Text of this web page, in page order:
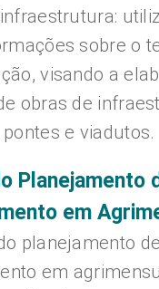
sobre o
visando a
obras de
e viadutos.
Planejamento
em
planejamento de
em